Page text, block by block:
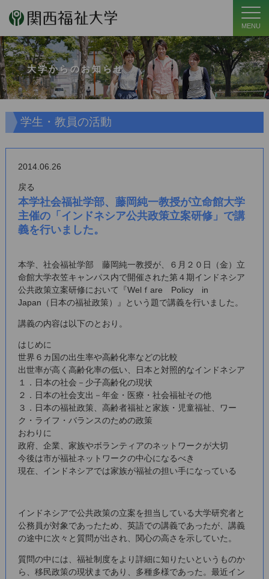
MENU
大学からのお知らせ
学生・教員の活動
2014.06.26
戻る
本学社会福祉学部、藤岡純一教授が立命館大学
主催の「インドネシア公共政策立案研修」で講
義を行いました。
本学、社会福祉学部 藤岡純一教授が、６月２０日（金）立
命館大学衣笠キャンパス内で開催された第４期インドネシア
公共政策立案研修において『Welｆare Policy in
Japan（日本の福祉政策）』という題で講義を行いました。
講義の内容は以下のとおり。
はじめに
世界６カ国の出生率や高齢化率などの比較
出世率が高く高齢化率の低い、日本と対照的なインドネシア
１．日本の社会－少子高齢化の現状
２．日本の社会支出－年金・医療・社会福祉その他
３．日本の福祉政策、高齢者福祉と家族・児童福祉、ワー
ク・ライフ・バランスのための政策
おわりに
政府、企業、家族やボランティアのネットワークが大切
今後は市が福祉ネットワークの中心になるべき
現在、インドネシアでは家族が福祉の担い手になっている
インドネシアで公共政策の立案を担当している大学研究者と
公務員が対象であったため、英語での講義であったが、講義
の途中に次々と質問が出され、関心の高さを示していた。
質問の中には、福祉制度をより詳細に知りたいというものか
ら、移民政策の現状まであり、多種多様であった。最近イン